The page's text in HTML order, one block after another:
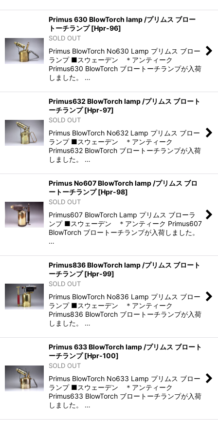
Primus 630 BlowTorch lamp /プリムス ブロー
トーチランプ [Hpr-96]
SOLD OUT
Primus BlowTorch No630 Lamp プリムス ブロー
ランプ ■スウェーデン ＊アンティーク
Primus630 BlowTorch ブロートーチランプが入荷
しました。 …
Primus632 BlowTorch lamp /プリムス ブロート
ーチランプ [Hpr-97]
SOLD OUT
Primus BlowTorch No632 Lamp プリムス ブロー
ランプ ■スウェーデン ＊アンティーク
Primus632 BlowTorch ブロートーチランプが入荷
しました。 …
Primus No607 BlowTorch lamp /プリムス ブロ
ートーチランプ [Hpr-98]
SOLD OUT
Primus607 BlowTorch Lamp プリムス ブローラ
ンプ ■スウェーデン ＊アンティーク Primus607
BlowTorch ブロートーチランプが入荷しました。
…
Primus836 BlowTorch lamp /プリムス ブロート
ーチランプ [Hpr-99]
SOLD OUT
Primus BlowTorch No836 Lamp プリムス ブロー
ランプ ■スウェーデン ＊アンティーク
Primus836 BlowTorch ブロートーチランプが入荷
しました。 …
Primus 633 BlowTorch lamp /プリムス ブロート
ーチランプ [Hpr-100]
SOLD OUT
Primus BlowTorch No633 Lamp プリムス ブロー
ランプ ■スウェーデン ＊アンティーク
Primus633 BlowTorch ブロートーチランプが入荷
しました。 …